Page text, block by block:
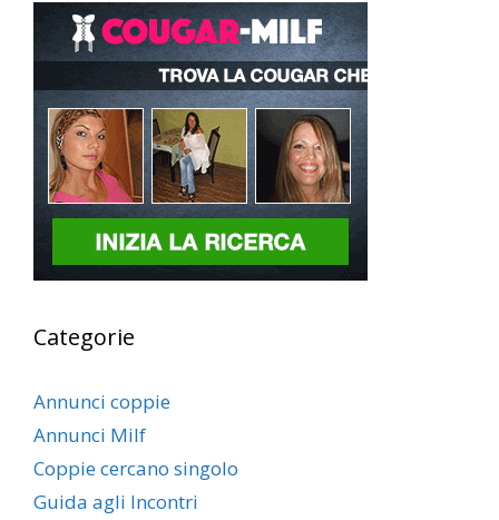
Categorie
Annunci coppie
Annunci Milf
Coppie cercano singolo
Guida agli Incontri